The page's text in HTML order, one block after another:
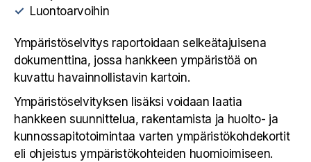
Luontoarvoihin
Ympäristöselvitys raportoidaan selkeätajuisena
dokumenttina, jossa hankkeen ympäristöä on
kuvattu havainnollistavin kartoin. ​
Ympäristöselvityksen lisäksi voidaan laatia
hankkeen suunnittelua, rakentamista ja huolto- ja
kunnossapitotoimintaa varten ympäristökohdekortit
eli ohjeistus ympäristökohteiden huomioimiseen.​